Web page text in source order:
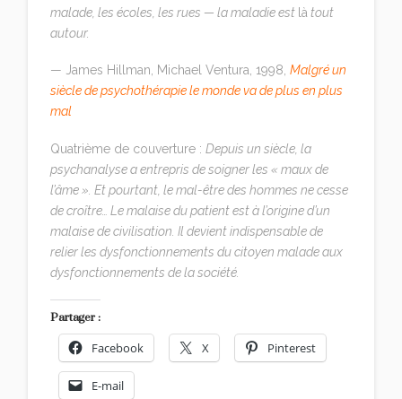
malade, les écoles, les rues — la maladie est là tout
autour.
— James Hillman, Michael Ventura, 1998,Malgré un
siècle de psychothérapie le monde va de plus en plus
mal
Quatrième de couverture :Depuis un siècle, la
psychanalyse a entrepris de soigner les « maux de
l’âme ». Et pourtant, le mal-être des hommes ne cesse
de croître… Le malaise du patient est à l’origine d’un
malaise de civilisation. Il devient indispensable de
relier les dysfonctionnements du citoyen malade aux
dysfonctionnements de la société.
Partager :
Facebook X Pinterest
E-mail